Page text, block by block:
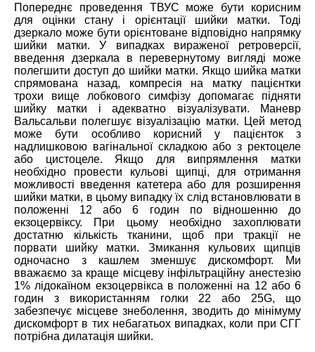
Попереднє проведення ТВУС може бути корисним
для оцінки стану і орієнтації шийки матки. Тоді
дзеркало може бути орієнтоване відповідно напрямку
шийки матки. У випадках вираженої ретроверсії,
введення дзеркала в перевернутому вигляді може
полегшити доступ до шийки матки. Якщо шийка матки
спрямована назад, компресія на матку пацієнтки
трохи вище лобкового симфізу допомагає підняти
шийку матки і адекватно візуалізувати. Маневр
Вальсальви полегшує візуалізацію матки. Цей метод
може бути особливо корисний у пацієнток з
надлишковою вагінальної складкою або з ректоцеле
або цистоцеле. Якщо для випрямлення матки
необхідно провести кульові щипці, для отримання
можливості введення катетера або для розширення
шийки матки, в цьому випадку їх слід встановлювати в
положенні 12 або 6 годин по відношенню до
екзоцервіксу. При цьому необхідно захоплювати
достатню кількість тканини, щоб при тракції не
порвати шийку матки. Змикання кульових щипців
одночасно з кашлем зменшує дискомфорт. Ми
вважаємо за краще місцеву інфільтраційну анестезію
1% лідокаїном екзоцервікса в положенні на 12 або 6
годин з використанням голки 22 або 25G, що
забезпечує місцеве знеболення, зводить до мінімуму
дискомфорт в тих небагатьох випадках, коли при СГГ
потрібна дилатація шийки.